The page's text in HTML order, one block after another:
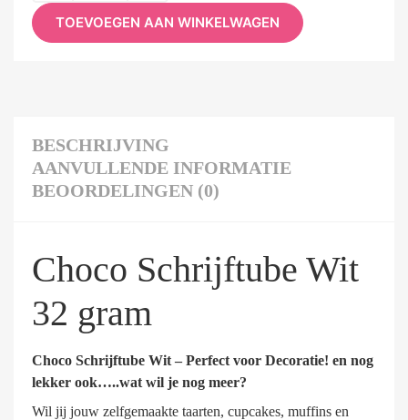
TOEVOEGEN AAN WINKELWAGEN
BESCHRIJVING
AANVULLENDE INFORMATIE
BEOORDELINGEN (0)
Choco Schrijftube Wit
32 gram
Choco Schrijftube Wit – Perfect voor Decoratie! en nog
lekker ook…..wat wil je nog meer?
Wil jij jouw zelfgemaakte taarten, cupcakes, muffins en